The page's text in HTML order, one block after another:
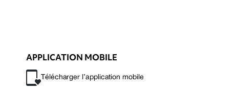
APPLICATION MOBILE
Télécharger l’application mobile